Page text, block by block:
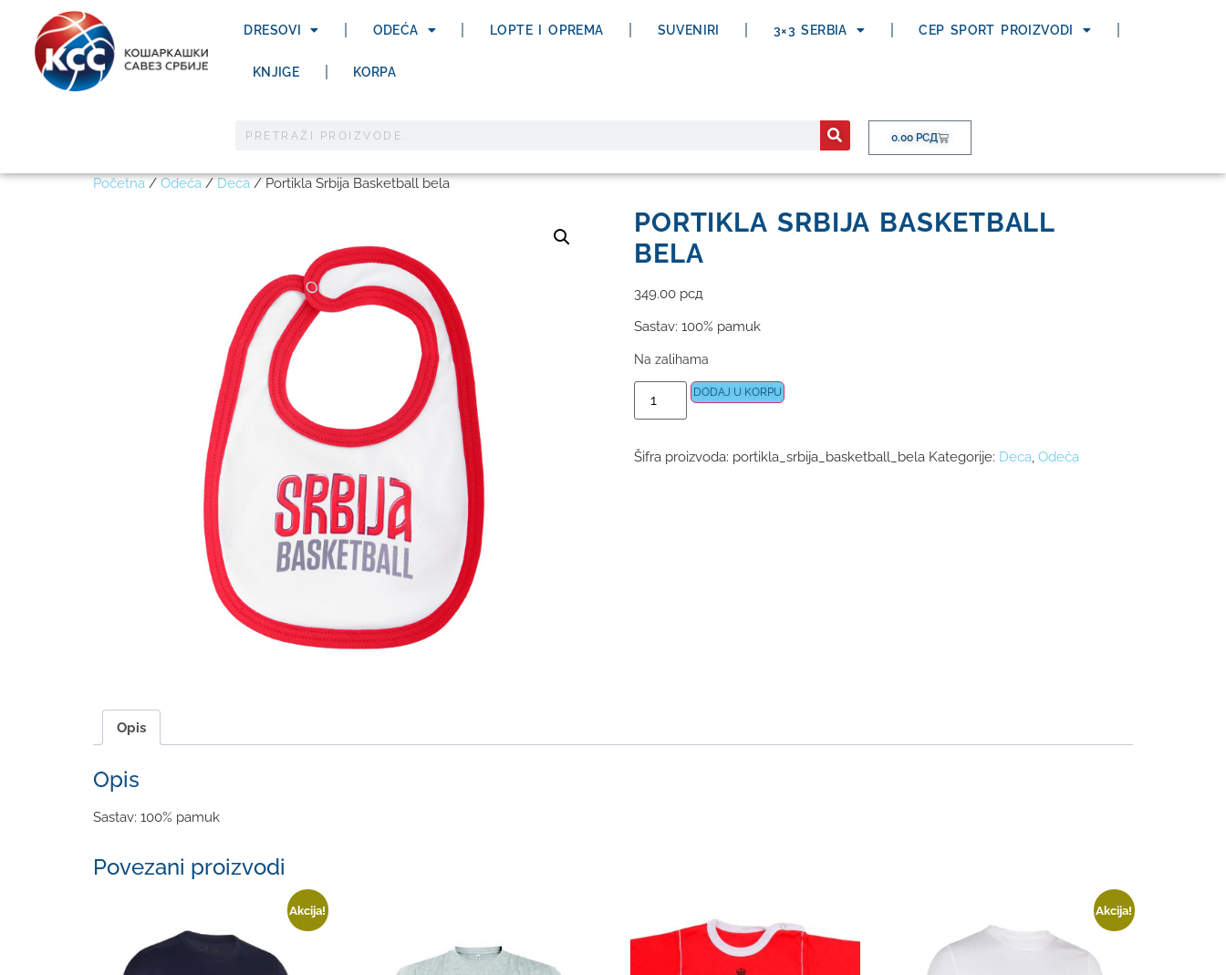
DRESOVI ODEĆA LOPTE I OPREMA SUVENIRI 3×3 SERBIA CEP SPORT PROIZVODI
KNJIGE KORPA
0.00 РСД
Početna/Odeća/Deca/ Portikla Srbija Basketball bela
PORTIKLA SRBIJA BASKETBALL
BELA
349.00 рсд
Sastav: 100% pamuk
Na zalihama
DODAJ U KORPU
Šifra proizvoda: portikla_srbija_basketball_bela Kategorije: Deca, Odeća
Opis
Opis
Sastav: 100% pamuk
Povezani proizvodi
Akcija! Akcija!